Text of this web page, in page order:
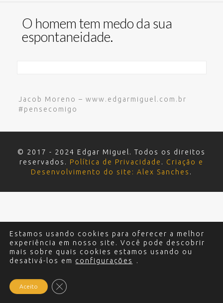
O homem tem medo da sua
espontaneidade.
Jacob Moreno – www.edgarmiguel.com.br
#pensecomigo
© 2017 - 2024 Edgar Miguel. Todos os direitos
reservados. Política de Privacidade . Criação e
Desenvolvimento do site: Alex Sanches .
Estamos usando cookies para oferecer a melhor
experiência em nosso site. Você pode descobrir
mais sobre quais cookies estamos usando ou
desativá-los em configurações .
Aceito Close GDPR Cookie Banner